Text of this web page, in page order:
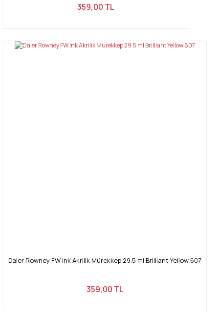
359,00 TL
Daler Rowney FW Ink Akrilik Mürekkep 29.5 ml Brilliant Yellow 607
359,00 TL